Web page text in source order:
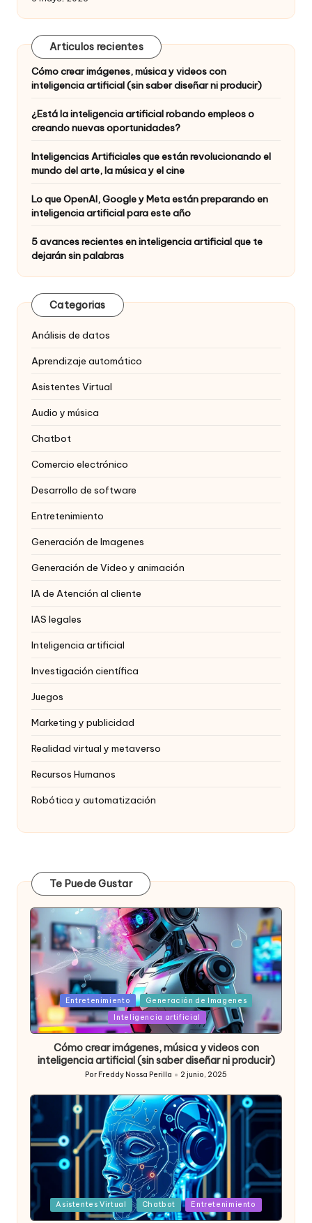
Articulos recientes
Cómo crear imágenes, música y videos con
inteligencia artificial (sin saber diseñar ni producir)
¿Está la inteligencia artificial robando empleos o
creando nuevas oportunidades?
Inteligencias Artificiales que están revolucionando el
mundo del arte, la música y el cine
Lo que OpenAI, Google y Meta están preparando en
inteligencia artificial para este año
5 avances recientes en inteligencia artificial que te
dejarán sin palabras
Categorias
Análisis de datos
Aprendizaje automático
Asistentes Virtual
Audio y música
Chatbot
Comercio electrónico
Desarrollo de software
Entretenimiento
Generación de Imagenes
Generación de Video y animación
IA de Atención al cliente
IAS legales
Inteligencia artificial
Investigación científica
Juegos
Marketing y publicidad
Realidad virtual y metaverso
Recursos Humanos
Robótica y automatización
Te Puede Gustar
Posted
in
Entretenimiento
Generación de Imagenes
Inteligencia artificial
Cómo crear imágenes, música y videos con
inteligencia artificial (sin saber diseñar ni producir)
Publicado
por
Por Freddy Nossa Perilla 2 junio, 2025
Posted
in
Asistentes Virtual Chatbot Entretenimiento